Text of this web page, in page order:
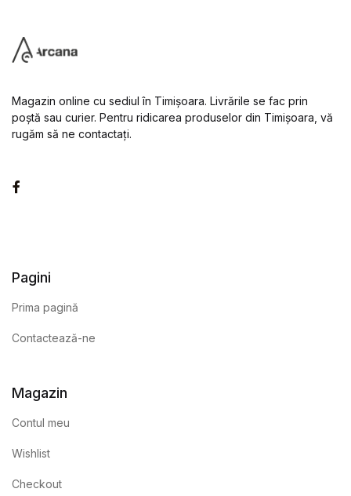
Magazin online cu sediul în Timișoara. Livrările se fac prin
poștă sau curier. Pentru ridicarea produselor din Timișoara, vă
rugăm să ne contactați.
Pagini
Prima pagină
Contactează-ne
Magazin
Contul meu
Wishlist
Checkout